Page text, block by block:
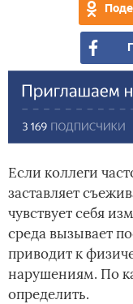
Если коллеги
заставляет
чувствует себя
среда вызывает
приводит к
нарушениям. По
определить.